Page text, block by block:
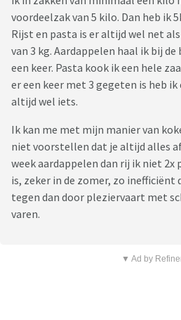
voordeelzak van 5 kilo. Dan heb ik
Rijst en pasta is er altijd wel net
van 3 kg. Aardappelen haal ik bij de
een keer. Pasta kook ik een hele
er een keer met 3 gegeten is heb ik
altijd wel iets.
Ik kan me met mijn manier van
niet voorstellen dat je altijd alles
week aardappelen dan rij ik niet 2x
is, zeker in de zomer, zo inefficiënt
tegen dan door pleziervaart met
varen.
▼ Ad by